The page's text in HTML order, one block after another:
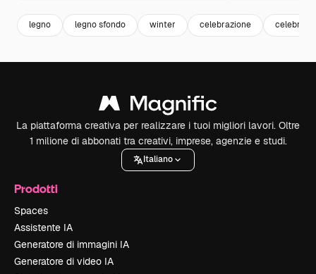
legno legno sfondo winter celebrazione
La piattaforma creativa per realizzare i tuoi migliori lavori. Oltre
1 milione di abbonati tra creativi, imprese, agenzie e studi.
Italiano
Prodotti
Spaces
Assistente IA
Generatore di immagini IA
Generatore di video IA